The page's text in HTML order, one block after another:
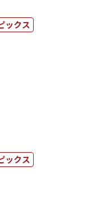
ックス
ックス